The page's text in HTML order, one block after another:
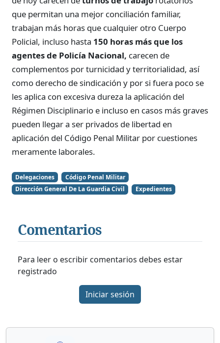
que permitan una mejor conciliación familiar,
trabajan más horas que cualquier otro Cuerpo
Policial, incluso hasta 150 horas más que los
agentes de Policía Nacional, carecen de
complementos por turnicidad y territorialidad, así
como derecho de sindicación y por si fuera poco se
les aplica con excesiva dureza la aplicación del
Régimen Disciplinario e incluso en casos más graves
pueden llegar a ser privados de libertad en
aplicación del Código Penal Militar por cuestiones
meramente laborales.
Delegaciones
Código Penal Militar
Dirección General De La Guardia Civil
Expedientes
Comentarios
Para leer o escribir comentarios debes estar
registrado
Iniciar sesión